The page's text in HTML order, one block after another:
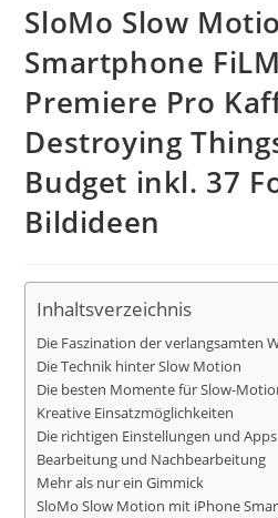
SloMo Slow
Smartphone
Premiere Pro
Destroying
Budget inkl. 37
Bildideen
Inhaltsverzeichnis
Die Faszination der verlangsamten
Die Technik hinter Slow Motion
Die besten Momente für Slow-
Kreative Einsatzmöglichkeiten
Die richtigen Einstellungen und Apps
Bearbeitung und Nachbearbeitung
Mehr als nur ein Gimmick
SloMo Slow Motion mit iPhone